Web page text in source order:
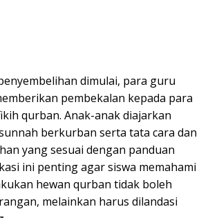
dimulai, para guru
pembekalan kepada para
qurban. Anak-anak diajarkan
berkurban serta tata cara dan
yang sesuai dengan panduan
ini penting agar siswa memahami
hewan qurban tidak boleh
melainkan harus dilandasi